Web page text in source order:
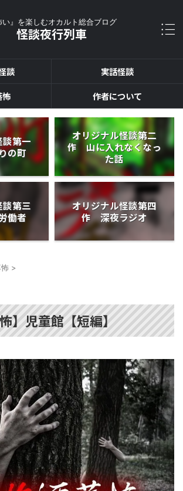
い』を楽しむオカルト総合ブログ
怪談夜行列車
談
実話怪談
怖
作者について
談第一
の町
オリジナル怪談第二
作 山に入れなくなっ
た話
談第三
働者
オリジナル怪談第四
作 深夜ラジオ
>
】児童館【短編】